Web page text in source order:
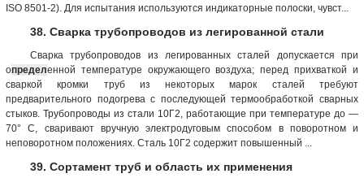
ISO 8501-2). Для испытания используются индикаторные полоски, чувст...
38. Сварка трубопроводов из легированной стали
Сварка трубопроводов из легированных сталей допускается при
определенной температуре окружающего воздуха; перед прихваткой и
сваркой кромки труб из некоторых марок сталей требуют
предварительного подогрева с последующей термообработкой сварных
стыков. Трубопроводы из стали 10Г2, работающие при температуре до —
70° С, сваривают вручную электродуговым способом в поворотном и
неповоротном положениях. Сталь 10Г2 содержит повышенный ...
39. Сортамент труб и область их применения